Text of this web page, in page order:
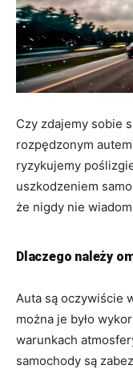
Czy zdajemy sobie
rozpędzonym
ryzykujemy
uszkodzeniem
że nigdy nie
Dlaczego należy
Auta są oczywiście
można je było
warunkach
samochody są